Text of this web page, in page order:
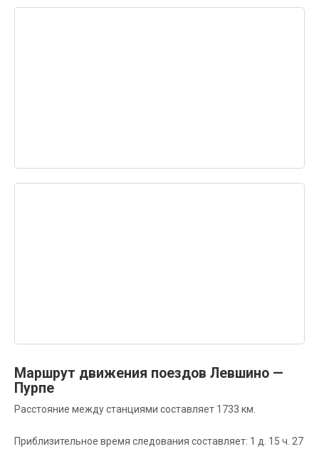
Маршрут движения поездов Левшино —
Пурпе
Расстояние между станциями составляет 1733 км.
Приблизительное время следования составляет: 1 д. 15 ч. 27